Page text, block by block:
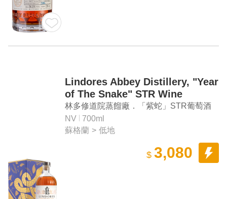
Lindores Abbey Distillery, "Year
of The Snake" STR Wine
Barrique #180544 Lowland
Single Malt Scotch Whisky
林多修道院蒸餾廠．「紫蛇」STR葡萄酒
桶 #180544 單一麥芽蘇格蘭威士忌
NV
700ml
蘇格蘭 > 低地
$ 3,080